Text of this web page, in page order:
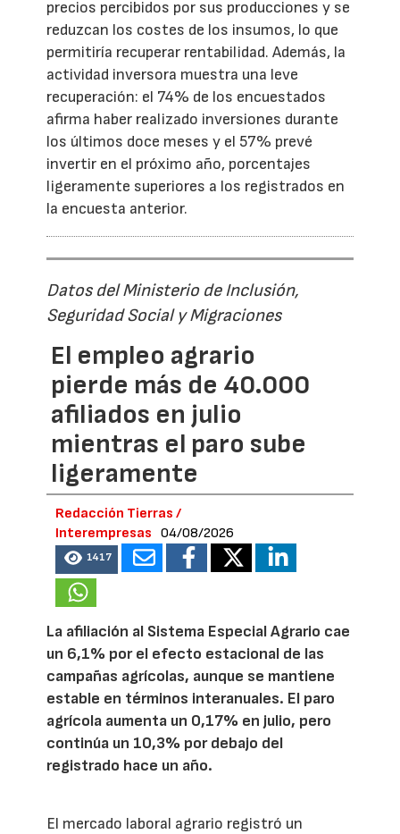
precios percibidos por sus producciones y se
reduzcan los costes de los insumos, lo que
permitiría recuperar rentabilidad. Además, la
actividad inversora muestra una leve
recuperación: el 74% de los encuestados
afirma haber realizado inversiones durante
los últimos doce meses y el 57% prevé
invertir en el próximo año, porcentajes
ligeramente superiores a los registrados en
la encuesta anterior.
Datos del Ministerio de Inclusión,
Seguridad Social y Migraciones
El empleo agrario
pierde más de 40.000
afiliados en julio
mientras el paro sube
ligeramente
Redacción Tierras /
Interempresas
04/08/2026
1417
La afiliación al Sistema Especial Agrario cae
un 6,1% por el efecto estacional de las
campañas agrícolas, aunque se mantiene
estable en términos interanuales. El paro
agrícola aumenta un 0,17% en julio, pero
continúa un 10,3% por debajo del
registrado hace un año.
El mercado laboral agrario registró un